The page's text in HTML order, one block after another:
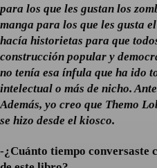
para los que les gustan los
manga para los que les gusta
hacía historietas para que
construcción popular y
no tenía esa ínfula que ha ido
intelectual o más de nicho.
Además, yo creo que Themo
se hizo desde el kiosco.
-¿Cuánto tiempo